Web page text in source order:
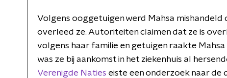
Volgens ooggetuigen werd Mahsa
overleed ze. Autoriteiten claimen dat ze is
volgens haar familie en getuigen raakte
was ze bij aankomst in het ziekenhuis al
Verenigde Naties eiste een onderzoek naar de